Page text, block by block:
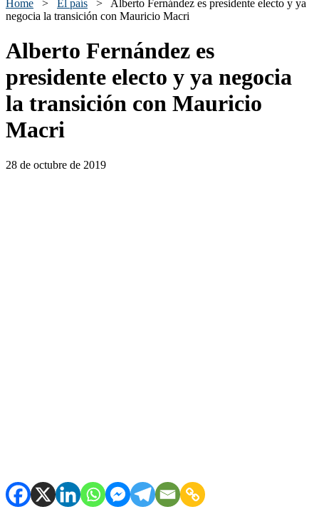
Home > El país > Alberto Fernández es presidente electo y ya
negocia la transición con Mauricio Macri
Alberto Fernández es
presidente electo y ya negocia
la transición con Mauricio
Macri
28 de octubre de 2019